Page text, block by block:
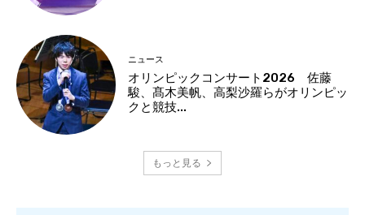
ニュース
オリンピックコンサート2026 佐藤
駿、髙木美帆、高梨沙羅らがオリンピッ
クと競技...
もっと見る